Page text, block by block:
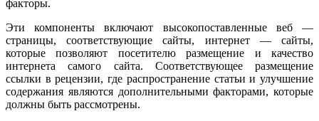
факторы.
Эти компоненты включают высокопоставленные веб —
страницы, соответствующие сайты, интернет — сайты,
которые позволяют посетителю размещение и качество
интернета самого сайта. Соответствующее размещение
ссылки в рецензии, где распространение статьи и улучшение
содержания являются дополнительными факторами, которые
должны быть рассмотрены.